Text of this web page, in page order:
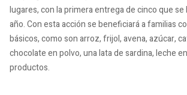
lugares, con la primera entrega de cinco que se
año. Con esta acción se beneficiará a familias
básicos, como son arroz, frijol, avena, azúcar,
chocolate en polvo, una lata de sardina, leche
productos.